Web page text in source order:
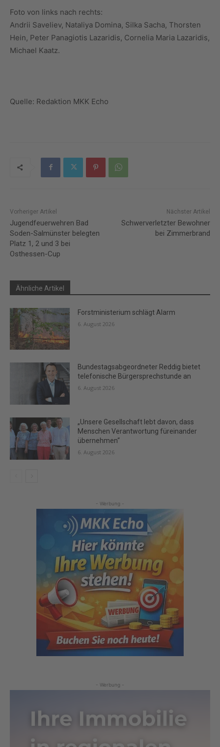
Foto von links nach rechts:
Andrii Saveliev, Nataliya Domina, Silka Sacha, Thorsten
Hein, Peter Panagiotis Lazaridis, Cornelia Maria Lazaridis,
Michael Kaatz.
Quelle: Redaktion MKK Echo
Vorheriger Artikel
Jugendfeuerwehren Bad
Soden-Salmünster belegten
Platz 1, 2 und 3 bei
Osthessen-Cup
Nächster Artikel
Schwerverletzter Bewohner
bei Zimmerbrand
Ähnliche Artikel
Forstministerium schlägt Alarm
6. August 2026
Bundestagsabgeordneter Reddig bietet
telefonische Bürgersprechstunde an
6. August 2026
„Unsere Gesellschaft lebt davon, dass
Menschen Verantwortung füreinander
übernehmen“
6. August 2026
- Werbung -
- Werbung -